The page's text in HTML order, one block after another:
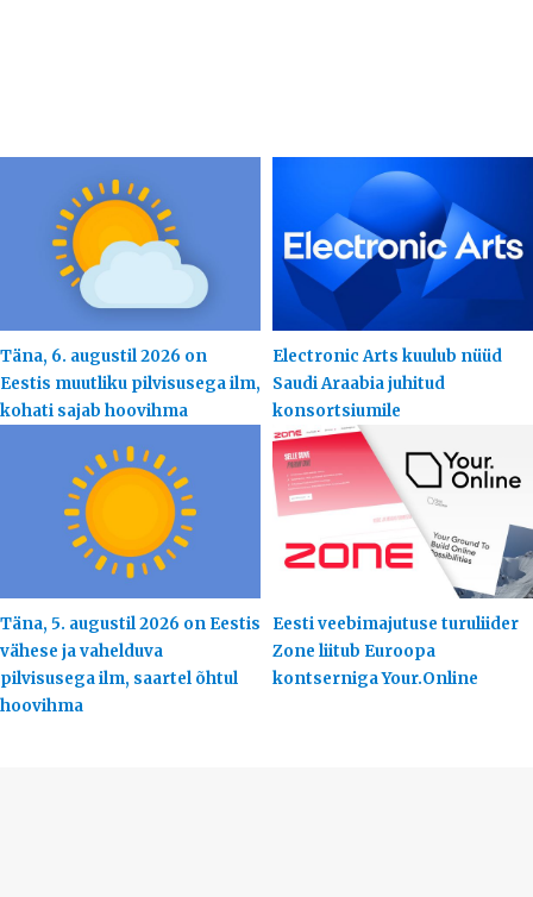
Täna, 6. augustil 2026 on
Eestis muutliku pilvisusega ilm,
kohati sajab hoovihma
Electronic Arts kuulub nüüd
Saudi Araabia juhitud
konsortsiumile
Täna, 5. augustil 2026 on Eestis
vähese ja vahelduva
pilvisusega ilm, saartel õhtul
hoovihma
Eesti veebimajutuse turuliider
Zone liitub Euroopa
kontserniga Your.Online